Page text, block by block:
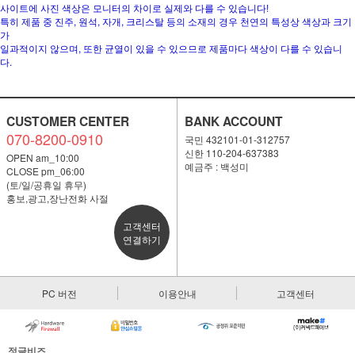
사이트에 사진 색상은 모니터의 차이로 실제와 다를 수 있습니다!
특히 제품 중 진주, 원석, 자개, 크리스탈 등의 소재의 경우 천연의 특성상 색상과 크기
가
일과적이지 않으며, 또한 균열이 있을 수 있으므로 제품마다 색상이 다를 수 있습니
다.
CUSTOMER CENTER
070-8200-0910
OPEN am_10:00
CLOSE pm_06:00
(토/일/공휴일 휴무)
홍보,광고,장난전화 사절
고객센터
연결하기
BANK ACCOUNT
국민 432101-01-312757
신한 110-204-637383
예금주 : 백성미
PC 버전 이용안내 고객센터